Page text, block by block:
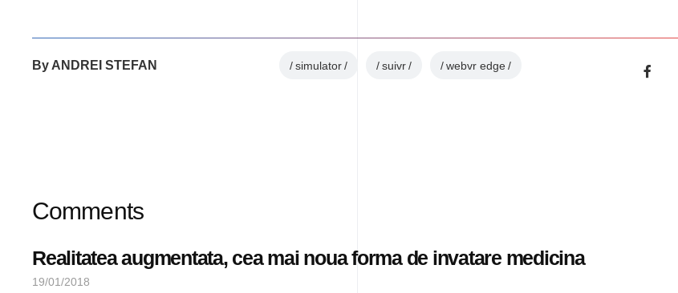
By ANDREI STEFAN simulator suivr webvr edge
Comments
Realitatea augmentata, cea mai noua forma de invatare medicina
19/01/2018